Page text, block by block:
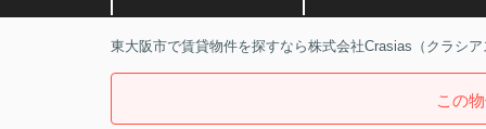
東大阪市で賃貸物件を探すなら株式会社Crasias（クラシア
この